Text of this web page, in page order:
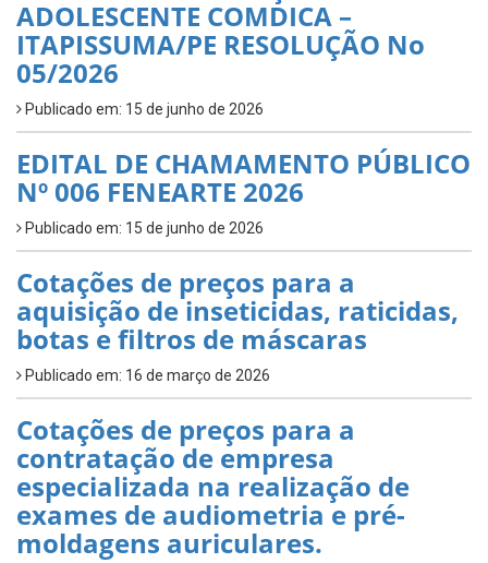
ADOLESCENTE COMDICA –
ITAPISSUMA/PE RESOLUÇÃO No
05/2026
Publicado em: 15 de junho de 2026
EDITAL DE CHAMAMENTO PÚBLICO
Nº 006 FENEARTE 2026
Publicado em: 15 de junho de 2026
Cotações de preços para a
aquisição de inseticidas, raticidas,
botas e filtros de máscaras
Publicado em: 16 de março de 2026
Cotações de preços para a
contratação de empresa
especializada na realização de
exames de audiometria e pré-
moldagens auriculares.